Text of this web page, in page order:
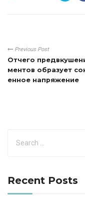
Previous Post
Отчего
ментов образует
енное напряжение
Recent Posts